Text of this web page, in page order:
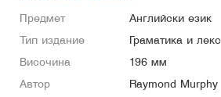
Предмет Английски език
Тип издание Граматика и
Височина 196 мм
Автор Raymond Murphy